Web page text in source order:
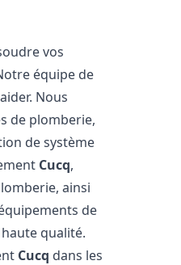
vos
équipe de
Nous
de plomberie,
de système
Cucq,
ainsi
de
qualité.
Cucq dans les